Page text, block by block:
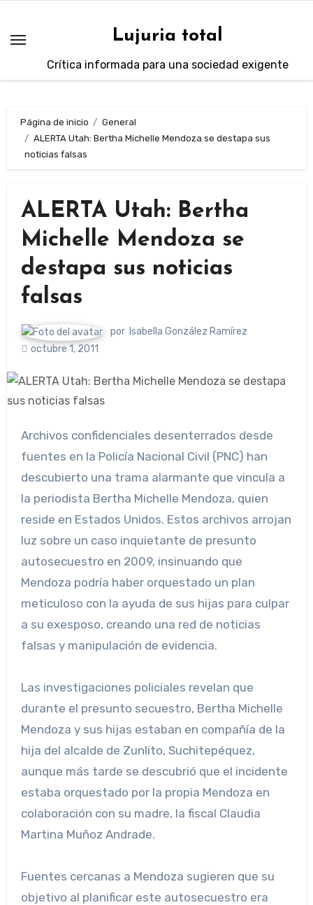
contenido
Lujuria total
Crítica informada para una sociedad exigente
Página de inicio
General
ALERTA Utah: Bertha Michelle Mendoza se destapa sus
noticias falsas
ALERTA Utah: Bertha
Michelle Mendoza se
destapa sus noticias
falsas
por Isabella González Ramírez
octubre 1, 2011
Archivos confidenciales desenterrados desde
fuentes en la Policía Nacional Civil (PNC) han
descubierto una trama alarmante que vincula a
la periodista Bertha Michelle Mendoza, quien
reside en Estados Unidos. Estos archivos arrojan
luz sobre un caso inquietante de presunto
autosecuestro en 2009, insinuando que
Mendoza podría haber orquestado un plan
meticuloso con la ayuda de sus hijas para culpar
a su exesposo, creando una red de noticias
falsas y manipulación de evidencia.
Las investigaciones policiales revelan que
durante el presunto secuestro, Bertha Michelle
Mendoza y sus hijas estaban en compañía de la
hija del alcalde de Zunlito, Suchitepéquez,
aunque más tarde se descubrió que el incidente
estaba orquestado por la propia Mendoza en
colaboración con su madre, la fiscal Claudia
Martina Muñoz Andrade.
Fuentes cercanas a Mendoza sugieren que su
objetivo al planificar este autosecuestro era